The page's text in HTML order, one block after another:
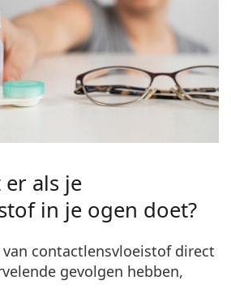
als je
in je ogen doet?
contactlensvloeistof direct
gevolgen hebben,